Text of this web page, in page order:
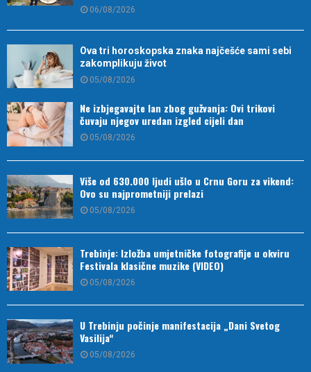
06/08/2026
Ova tri horoskopska znaka najčešće sami sebi
zakomplikuju život
05/08/2026
Ne izbjegavajte lan zbog gužvanja: Ovi trikovi
čuvaju njegov uredan izgled cijeli dan
05/08/2026
Više od 630.000 ljudi ušlo u Crnu Goru za vikend:
Ovo su najprometniji prelazi
05/08/2026
Trebinje: Izložba umjetničke fotografije u okviru
Festivala klasične muzike (VIDEO)
05/08/2026
U Trebinju počinje manifestacija „Dani Svetog
Vasilija“
05/08/2026